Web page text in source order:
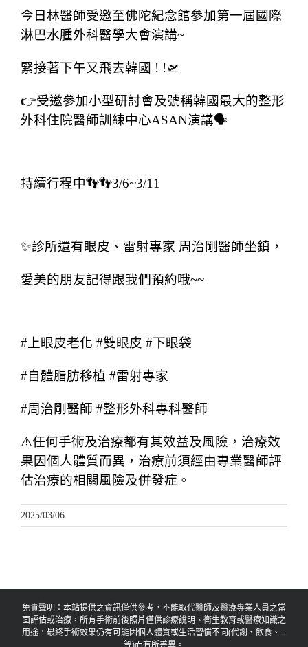
今日林醫師受邀至佛陀紀念館參加第一屆國際
淋巴水腫外科醫學大會演講~
緊接著下午又飛去韓國 ! !🛫
👉受邀參加小型研討會及號稱韓國最大的整形
外科住院醫師訓練中心ASAN演講🗣
持續行程中👣👣3/6~3/11
✨診所還有眼皮、雷射專家 周治剛醫師坐鎮，
愛美的朋友記得跟我們預約哦~~
#上眼皮老化 #雙眼皮 #下眼袋
#自體脂肪移植 #雷射專家
#周治剛醫師 #整形外科專科醫師
⚠️任何手術及治療都有其效益及風險，治療效
果因個人體質而異，治療前須經由專業醫師評
估治療的相關風險及併發症。
2025/03/06
免責聲明：本站提供之資訊僅供參考，不能取代醫師及醫療專業人員之當
面評估或治療，所有手術前後照片僅供診療說明、衛生教育或醫療知識之
用途，最終手術效果仍有可能因個人體質或生活習慣不同(代謝、飲食、...
等)而有所差異。